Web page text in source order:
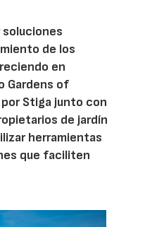
de los
en
Gardens of
Stiga junto con
de jardín
herramientas
que faciliten